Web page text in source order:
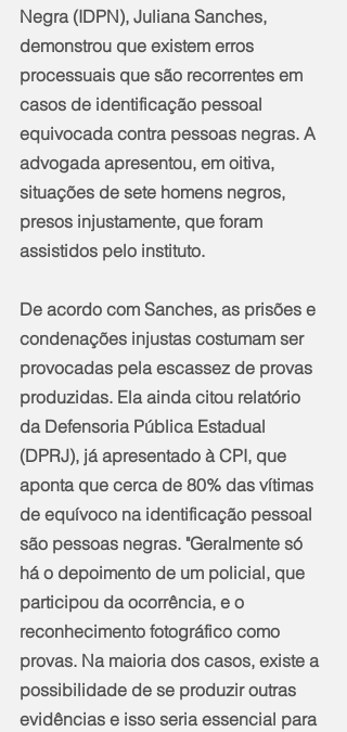
Negra (IDPN), Juliana Sanches,
demonstrou que existem erros
processuais que são recorrentes em
casos de identificação pessoal
equivocada contra pessoas negras. A
advogada apresentou, em oitiva,
situações de sete homens negros,
presos injustamente, que foram
assistidos pelo instituto.
De acordo com Sanches, as prisões e
condenações injustas costumam ser
provocadas pela escassez de provas
produzidas. Ela ainda citou relatório
da Defensoria Pública Estadual
(DPRJ), já apresentado à CPI, que
aponta que cerca de 80% das vítimas
de equívoco na identificação pessoal
são pessoas negras. "Geralmente só
há o depoimento de um policial, que
participou da ocorrência, e o
reconhecimento fotográfico como
provas. Na maioria dos casos, existe a
possibilidade de se produzir outras
evidências e isso seria essencial para